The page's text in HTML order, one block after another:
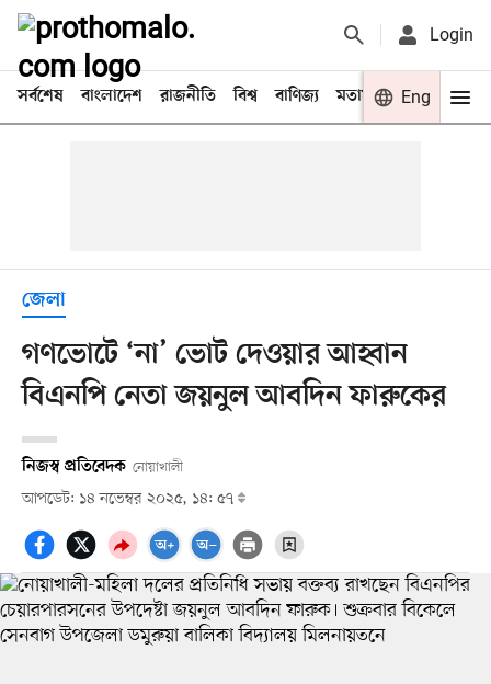
Login
সর্বশেষ বাংলাদেশ রাজনীতি বিশ্ব বাণিজ্য মতামত খেলা
Eng
জেলা
গণভোটে ‘না’ ভোট দেওয়ার আহ্বান
বিএনপি নেতা জয়নুল আবদিন ফারুকের
নিজস্ব প্রতিবেদক নোয়াখালী
আপডেট: ১৪ নভেম্বর ২০২৫, ১৪: ৫৭